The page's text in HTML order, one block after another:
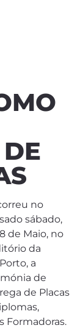
no
sábado,
de Maio, no
da
a
de
de Placas
Formadoras.